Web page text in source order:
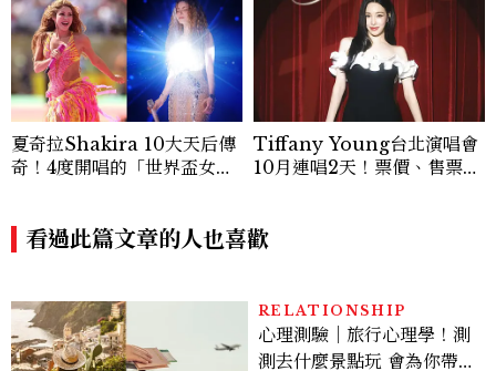
夏奇拉Shakira 10大天后傳
奇！4度開唱的「世界盃女
Tiffany Young台北演唱會
10月連唱2天！票價、售票時
看過此篇文章的人也喜歡
RELATIONSHIP
心理測驗｜旅行心理學！測
測去什麼景點玩 會為你帶來